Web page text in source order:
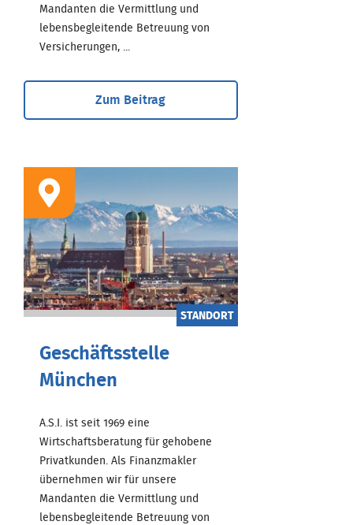
Mandanten die Vermittlung und
lebensbegleitende Betreuung von
Versicherungen, ...
Zum Beitrag
STANDORT
Geschäftsstelle
München
A.S.I. ist seit 1969 eine
Wirtschaftsberatung für gehobene
Privatkunden. Als Finanzmakler
übernehmen wir für unsere
Mandanten die Vermittlung und
lebensbegleitende Betreuung von